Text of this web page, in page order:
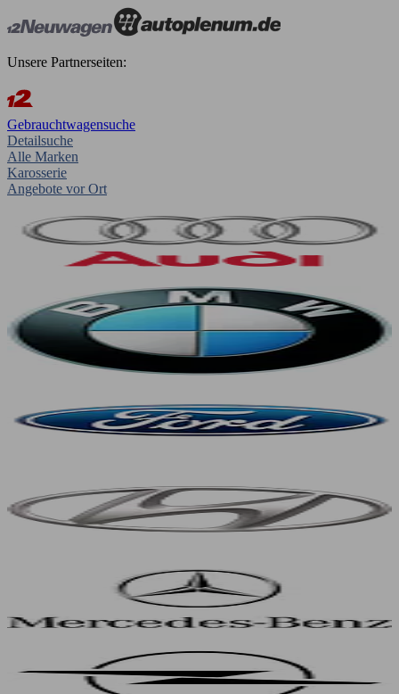
Unsere Partnerseiten:
Gebrauchtwagensuche
Detailsuche
Alle Marken
Karosserie
Angebote vor Ort